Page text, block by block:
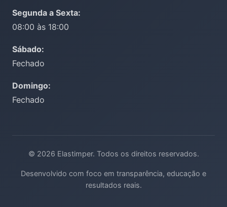
Segunda a Sexta:
08:00 às 18:00
Sábado:
Fechado
Domingo:
Fechado
© 2026 Elastimper. Todos os direitos reservados.
Desenvolvido com foco em transparência, educação e
resultados reais.